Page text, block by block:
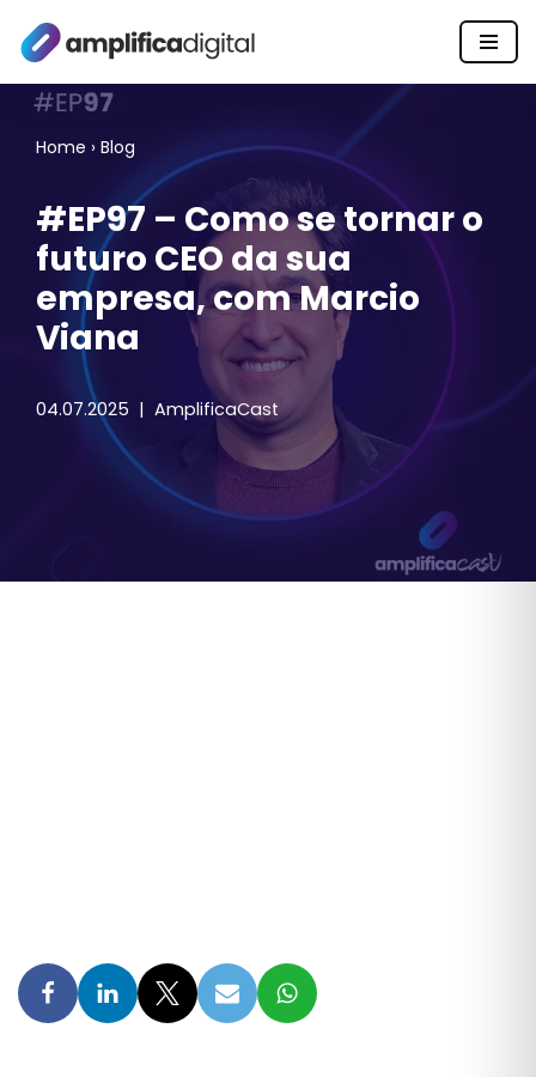
Pular
para
Home › Blog
#EP97 – Como se tornar o
futuro CEO da sua
empresa, com Marcio
Viana
04.07.2025 AmplificaCast